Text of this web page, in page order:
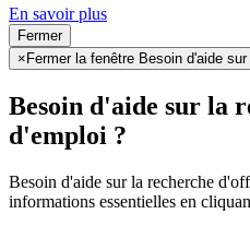
En savoir plus
Fermer
× Fermer la fenêtre Besoin d'aide
Besoin d'aide sur la
d'emploi ?
Besoin d'aide sur la recherche
informations essentielles en